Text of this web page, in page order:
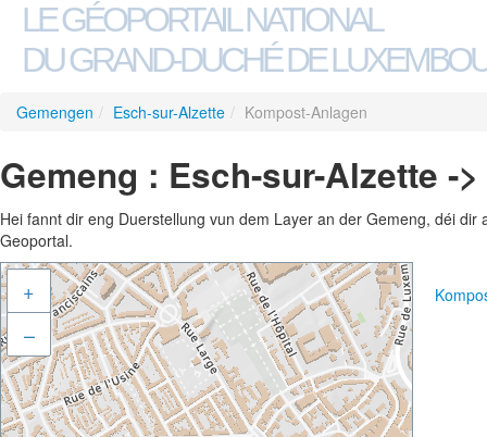
LE GÉOPORTAIL NATIONAL
DU GRAND-DUCHÉ DE
Gemengen / Esch-sur-Alzette / Kompost-Anlagen
Gemeng : Esch-sur-Alzette -
Hei fannt dir eng Duerstellung vun dem Layer an der Gemeng, déi
Geoportal.
+
–